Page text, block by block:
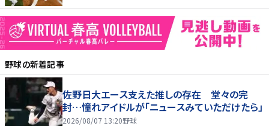
野球の新着記事
佐野日大エース支えた推しの存在 堂々の完
封…憧れアイドルが「ニュースみていただけたら」
2026/08/07 13:20野球